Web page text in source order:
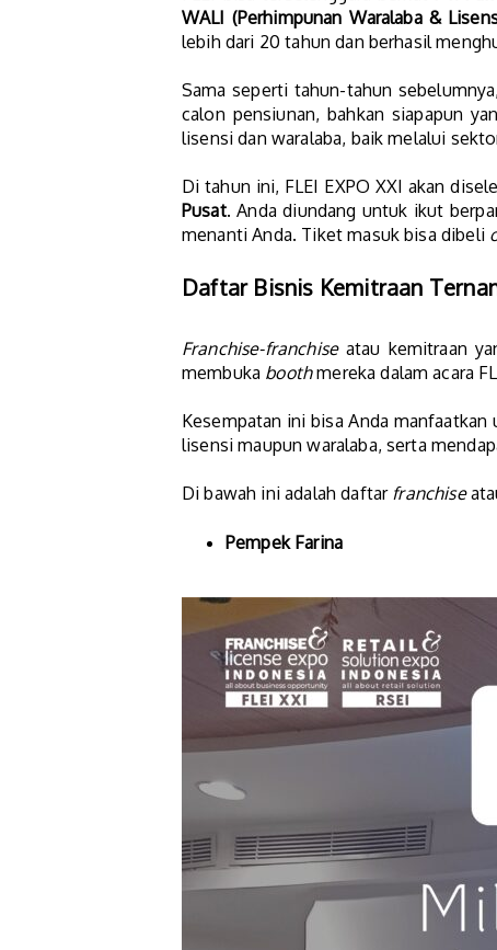
WALI (Perhimpunan Waralaba &
lebih dari 20 tahun dan berhasil
Sama seperti tahun-tahun sebelumnya,
calon pensiunan, bahkan siapapun
lisensi dan waralaba, baik melalui
Di tahun ini, FLEI EXPO XXI akan
Pusat. Anda diundang untuk ikut
menanti Anda. Tiket masuk bisa dibeli
Daftar Bisnis Kemitraan
Franchise-franchiseatau kemitraan
membuka boothmereka dalam acara
Kesempatan ini bisa Anda
lisensi maupun waralaba, serta
Di bawah ini adalah daftar franchise
Pempek Farina